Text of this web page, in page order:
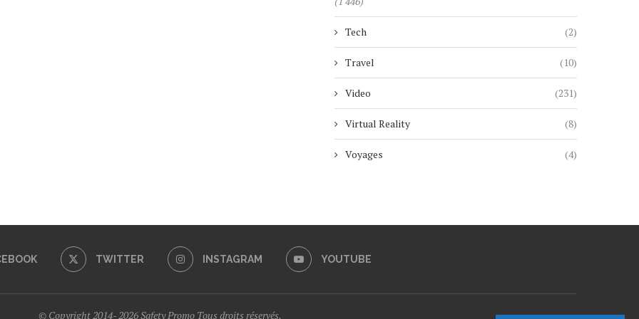
Tech (2)
Travel (10)
Video (231)
Virtual Reality (8)
Voyages (4)
TWITTER INSTAGRAM YOUTUBE
© Copyright 2014- 2026 Safety Promo Tous droits réservés.